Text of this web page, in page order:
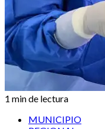
1 min de lectura
MUNICIPIO